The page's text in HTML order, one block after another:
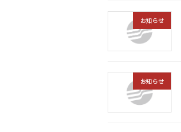
お知らせ
お知らせ